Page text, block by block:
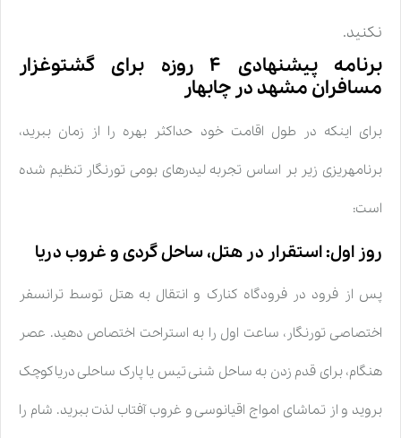
نکنید.
برنامه پیشنهادی ۴ روزه برای گشتوغزار
مسافران مشهد در چابهار
برای اینکه در طول اقامت خود حداکثر بهره را از زمان ببرید،
برنامهریزی زیر بر اساس تجربه لیدرهای بومی تورنگار تنظیم شده
است:
روز اول: استقرار در هتل، ساحل گردی و غروب دریا
پس از فرود در فرودگاه کنارک و انتقال به هتل توسط ترانسفر
اختصاصی تورنگار، ساعت اول را به استراحت اختصاص دهید. عصر
هنگام، برای قدم زدن به ساحل شنی تیس یا پارک ساحلی دریاکوچک
بروید و از تماشای امواج اقیانوسی و غروب آفتاب لذت ببرید. شام را